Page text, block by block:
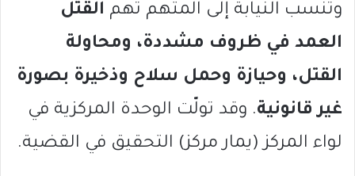
وتنسب النيابة إلى المتهم تهم القتل
العمد في ظروف مشددة، ومحاولة
القتل، وحيازة وحمل سلاح وذخيرة بصورة
غير قانونية. وقد تولّت الوحدة المركزية في
لواء المركز (يمار مركز) التحقيق في القضية.